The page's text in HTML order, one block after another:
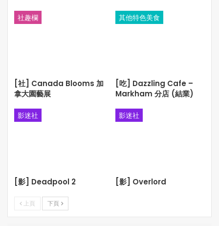
社趣欄
[社] Canada Blooms 加
拿大園藝展
其他特色美食
[吃] Dazzling Cafe –
Markham 分店 (結業)
影迷社
[影] Deadpool 2
影迷社
[影] Overlord
上頁 下頁